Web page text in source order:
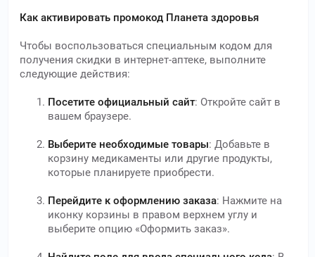
Как активировать промокод Планета здоровья
Чтобы воспользоваться специальным кодом для
получения скидки в интернет-аптеке, выполните
следующие действия:
Посетите официальный сайт: Откройте сайт в
вашем браузере.
Выберите необходимые товары: Добавьте в
корзину медикаменты или другие продукты,
которые планируете приобрести.
Перейдите к оформлению заказа: Нажмите на
иконку корзины в правом верхнем углу и
выберите опцию «Оформить заказ».